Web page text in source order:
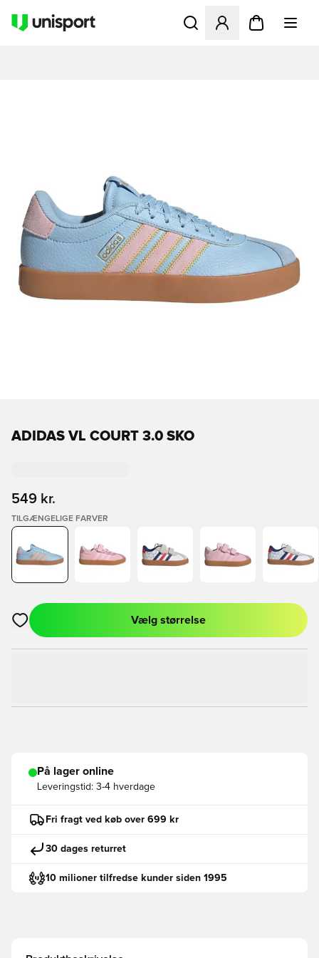
Åbner en Modal til at
ADIDAS VL COURT 3.0 SKO
549 kr.
TILGÆNGELIGE FARVER
Åbner en Modal til at logge ind eller tilmelde dig som medlem
Vælg størrelse
På lager online
Leveringstid: 3-4 hverdage
Fri fragt ved køb over 699 kr
30 dages returret
10 milioner tilfredse kunder siden 1995